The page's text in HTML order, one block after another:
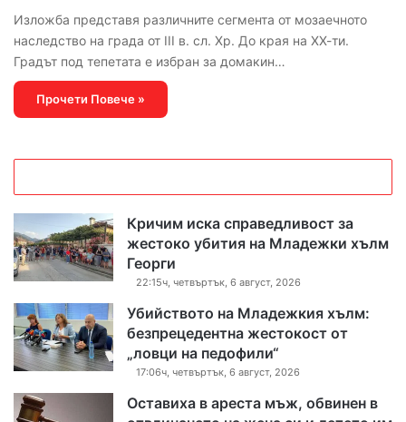
Изложба представя различните сегмента от мозаечното
наследство на града от III в. сл. Хр. До края на ХХ-ти.
Градът под тепетата е избран за домакин…
Прочети Повече »
Кричим иска справедливост за
жестоко убития на Младежки хълм
Георги
22:15ч, четвъртък, 6 август, 2026
Убийството на Младежкия хълм:
безпрецедентна жестокост от
„ловци на педофили“
17:06ч, четвъртък, 6 август, 2026
Оставиха в ареста мъж, обвинен в